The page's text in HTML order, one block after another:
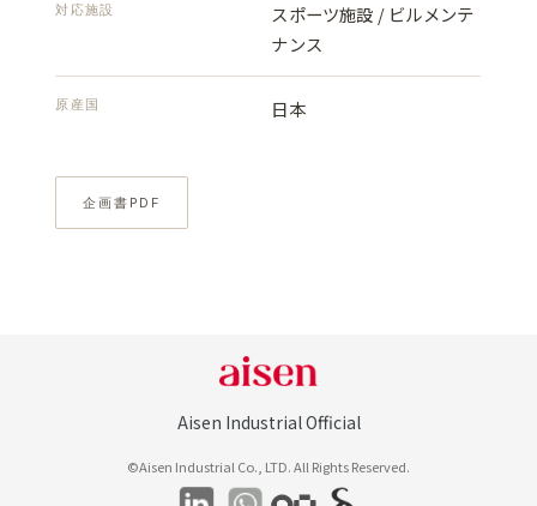
対応施設
スポーツ施設 / ビルメンテ
ナンス
原産国 日本
企画書PDF
Aisen Industrial Official
©Aisen Industrial Co., LTD. All Rights Reserved.